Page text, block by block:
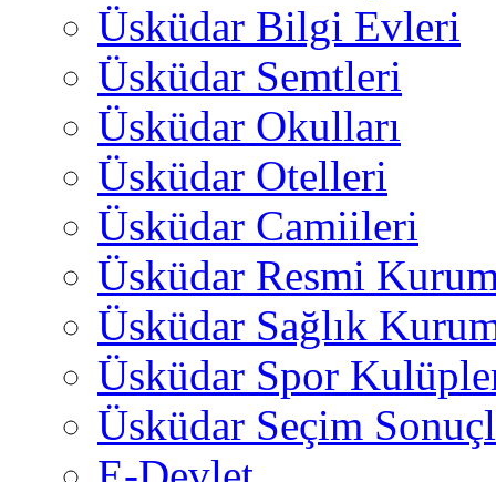
Üsküdar Bilgi Evleri
Üsküdar Semtleri
Üsküdar Okulları
Üsküdar Otelleri
Üsküdar Camiileri
Üsküdar Resmi
Üsküdar Sağlık
Üsküdar Spor
Üsküdar Seçim